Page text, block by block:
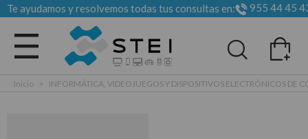
Te ayudamos y resolvemos todas tus consultas en: 955 44 45
Todas las categorias
Inicio > INFORMÁTICA, VIDEOJUEGOS Y DISPOSITIVOS ELECTRÓNICOS DE